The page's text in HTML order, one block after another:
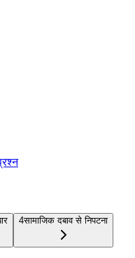
4सामाजिक दबाव से निपटना